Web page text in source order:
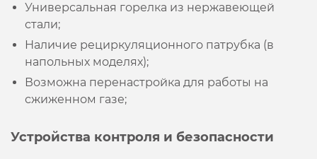
Универсальная горелка из нержавеющей
стали;
Наличие рециркуляционного патрубка (в
напольных моделях);
Возможна перенастройка для работы на
сжиженном газе;
Устройства контроля и безопасности